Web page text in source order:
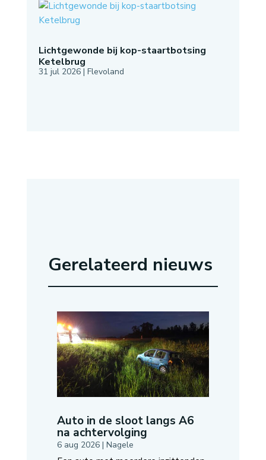
Lichtgewonde bij kop-staartbotsing
Ketelbrug
31 jul 2026| Flevoland
Gerelateerd nieuws
Auto in de sloot langs A6
na achtervolging
6 aug 2026| Nagele